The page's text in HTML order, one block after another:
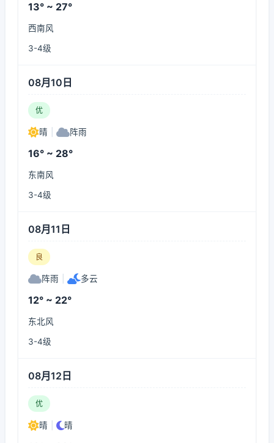
13° ~ 27°
西南风
3-4级
08月10日
优
晴 阵雨
16° ~ 28°
东南风
3-4级
08月11日
良
阵雨 多云
12° ~ 22°
东北风
3-4级
08月12日
优
晴 晴